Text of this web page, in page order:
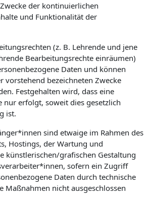
der kontinuierlichen
und Funktionalität der
(z. B. Lehrende und jene
Bearbeitungsrechte einräumen)
Daten und können
vorstehend bezeichneten Zwecke
Festgehalten wird, dass eine
nur erfolgt, soweit dies gesetzlich
ist.
sind etwaige im Rahmen des
Hostings, der Wartung und
künstlerischen/grafischen Gestaltung
sofern ein Zugriff
Daten durch technische
Maßnahmen nicht ausgeschlossen